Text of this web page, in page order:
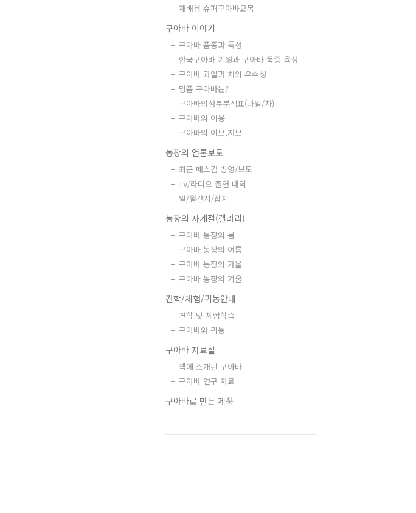
재배용 슈퍼구아바묘목
구아바 이야기
구아바 품종과 특성
한국구아바 기원과 구아바 품종 육성
구아바 과일과 차의 우수성
명품 구아바는?
구아바의성분분석표(과일/차)
구아바의 이용
구아바의 이모,저모
농장의 언론보도
최근 매스컴 방영/보도
TV/라디오 출연 내역
일/월간지/잡지
농장의 사계절(갤러리)
구아바 농장의 봄
구아바 농장의 여름
구아바 농장의 가을
구아바 농장의 겨울
견학/체험/귀농안내
견학 및 체험학습
구아바와 귀농
구아바 자료실
책에 소개된 구아바
구아바 연구 자료
구아바로 만든 제품